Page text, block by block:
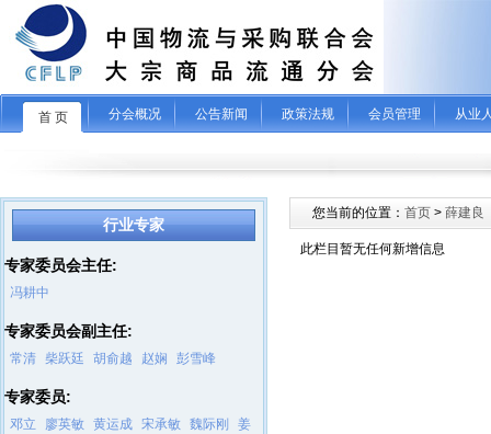
首 页 分会概况 公告新闻 政策法规 会员管理 从业
行业专家
专家委员会主任:
冯耕中
专家委员会副主任:
常清 柴跃廷 胡俞越 赵娴 彭雪峰
专家委员:
邓立 廖英敏 黄运成 宋承敏 魏际刚
姜
您当前的位置： 首页 > 薛建良
此栏目暂无任何新增信息